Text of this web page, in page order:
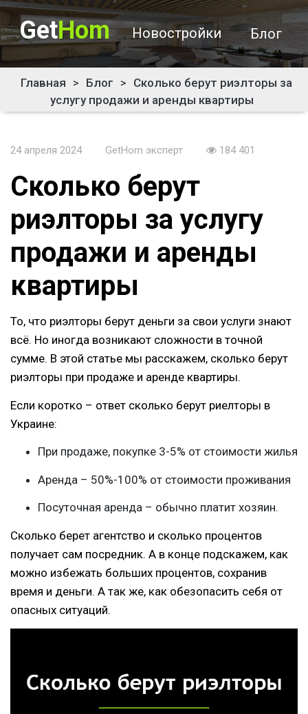
Новостройки
GetHom Блог
Главная > Блог > Сколько берут риэлторы за
услугу продажи и аренды квартиры
24 апреля 2024 GetHom эксперт 184 401
Сколько берут
риэлторы за услугу
продажи и аренды
квартиры
То, что риэлторы берут деньги за свои услуги знают
всё. Но иногда возникают сложности в точной
сумме. В этой статье мы расскажем, сколько берут
риэлторы при продаже и аренде квартиры.
Если коротко – ответ сколько берут риелторы в
Украине:
При продаже, покупке 3-5% от стоимости жилья
Аренда – 50%-100% от стоимости проживания
Посуточная аренда – обычно платит хозяин.
Сколько берет агентство и сколько процентов
получает сам посредник. А в конце подскажем, как
можно избежать больших процентов, сохранив
время и деньги. А так же, как обезопасить себя от
опасных ситуаций.